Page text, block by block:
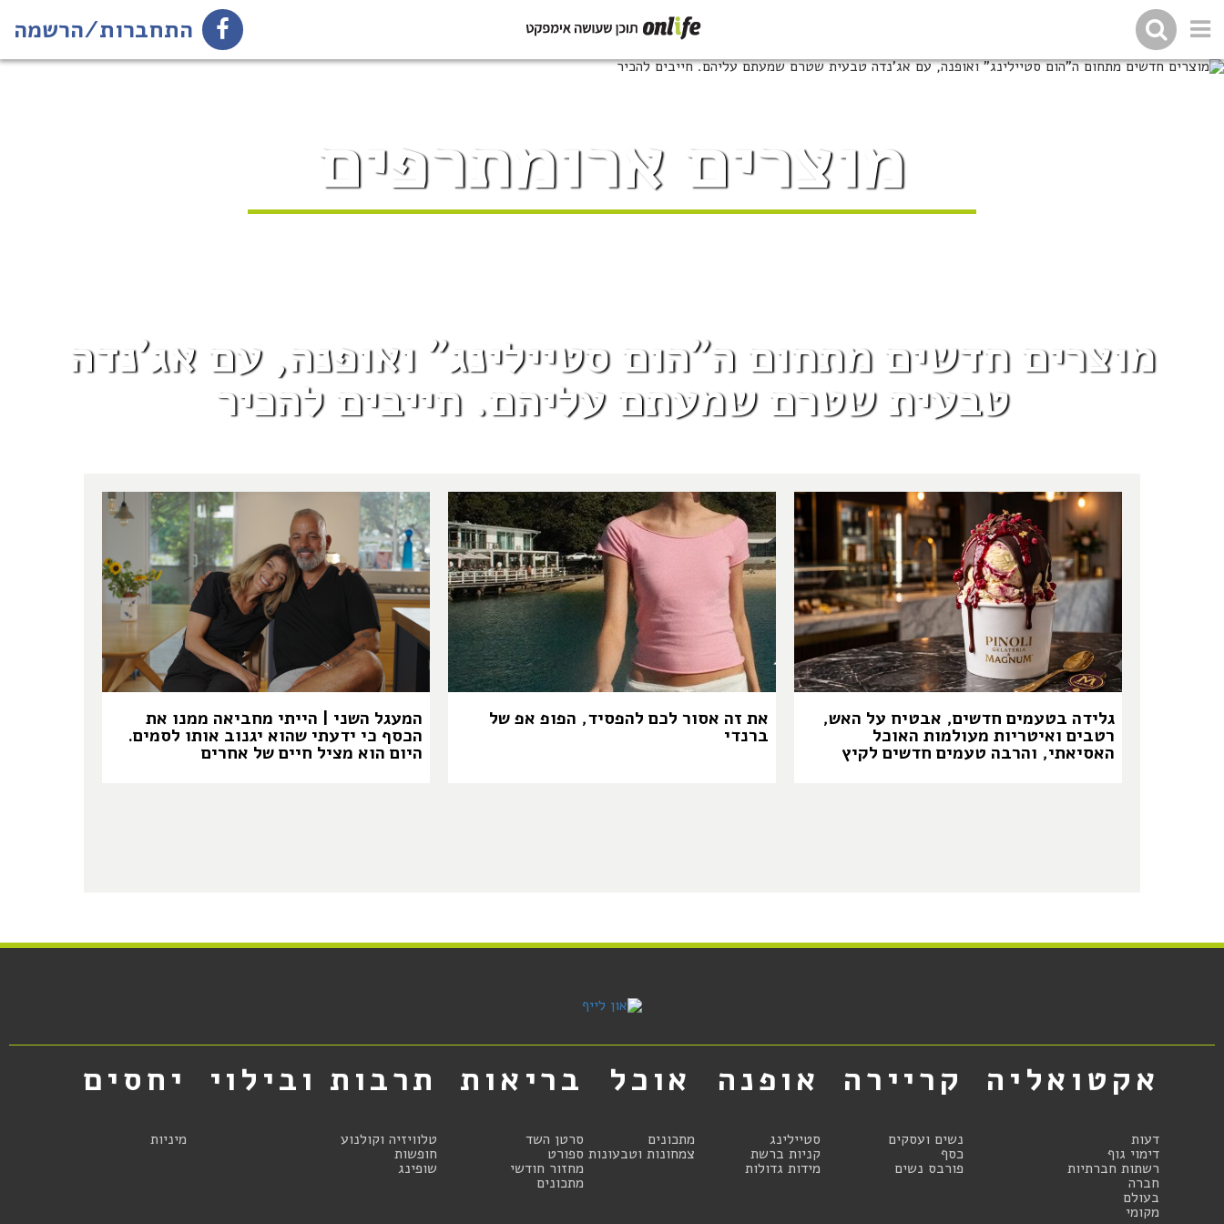
התחברות/הרשמה
מוצרים ארומתרפים
מוצרים חדשים מתחום ה"הום סטיילינג" ואופנה, עם אג'נדה
טבעית שטרם שמעתם עליהם. חייבים להכיר
גלידה בטעמים חדשים, אבטיח על האש,
רטבים ואיטריות מעולמות האוכל
האסיאתי, והרבה טעמים חדשים לקיץ
את זה אסור לכם להפסיד, הפופ אפ של
ברנדי
המעגל השני | הייתי מחביאה ממנו את
הכסף כי ידעתי שהוא יגנוב אותו לסמים.
היום הוא מציל חיים של אחרים
אקטואליה
דעות
דימוי גוף
רשתות חברתיות
חברה
בעולם
מקומי
קריירה
נשים ועסקים
כסף
פורבס נשים
אופנה
סטיילינג
קניות ברשת
מידות גדולות
אוכל
מתכונים
צמחונות וטבעונות
בריאות
סרטן השד
ספורט
מחזור חודשי
מתכונים
תרבות ובילוי
טלוויזיה וקולנוע
חופשות
שופינג
יחסים
מיניות